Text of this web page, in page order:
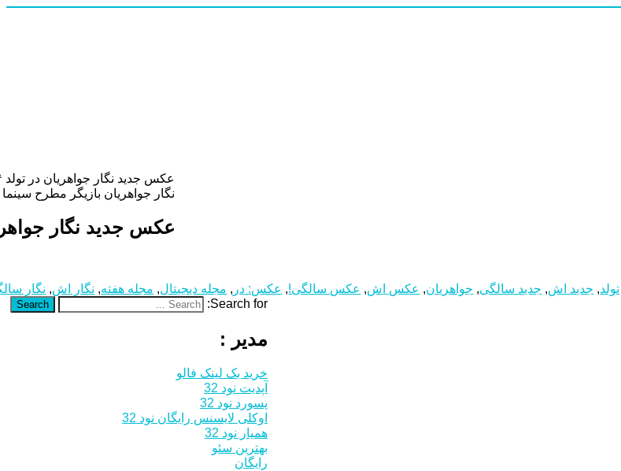
عکس جدید نگار جواهریان در تولد ۳۴ سالگی اش
نگار جواهریان بازیگر مطرح سینما با انتشار تصویری جدید صفحه
عکس جدید نگار جواهریان در
تولد, جدید اش, جدید سالگی, جواهریان, عکس اش, عکس سالگی!, عکس: در , مجله دیجیتال, مجله هفته, نگار اش, نگار
Search for:
Search
مدیر :
خرید بک لینک فالو
آپدیت نود 32
پسورد نود 32
اوکلی لایسنس رایگان نود 32
همیار نود 32
بهترین سئو
رایگان